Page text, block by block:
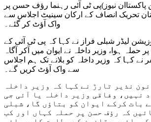
پاکستاان نیوز)پی ٹی آئی رہنما رؤف حسن پر
تحریک انصاف کے ارکان سینیٹ اجلاس سے
واک آؤٹ کر گئے۔
لیڈر شبلی فراز نے کہا کہ پی ٹی آئی کے
ہوا، وزیر داخلہ نے ایوان میں آکر آگاہ
نے کہا کہ وزیر داخلہ کو بلانے تک ہم اجلاس
سے واک آؤٹ کریں گے۔
نذیر تارڑ نے کہا کہ وزیر داخلہ
نہیں، وفاقی وزیر داخلہ یا آئی جی
بات کرکے ایوان کو بتاؤں گا، شبلی
کہ رؤف حسن پر حملہ کہاں اور کب